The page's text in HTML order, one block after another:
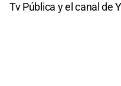
Tv Pública y el canal de